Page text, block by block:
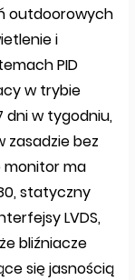
outdoorowych
i
PID
w trybie
dni w tygodniu,
zasadzie bez
monitor ma
statyczny
LVDS,
bliźniacze
się jasnością